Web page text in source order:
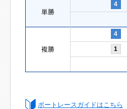
単勝
4
複勝
4
1
ボートレースガイドはこちら